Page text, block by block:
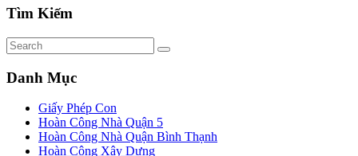
Tìm Kiếm
Danh Mục
Giấy Phép Con
Hoàn Công Nhà Quận 5
Hoàn Công Nhà Quận Bình Thạnh
Hoàn Công Xây Dựng